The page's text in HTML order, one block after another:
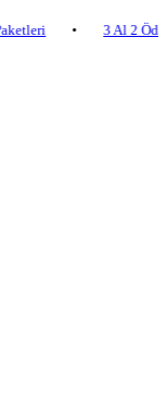
• 3 Al 2 Öde •